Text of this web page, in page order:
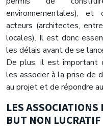
environnementales),
acteurs (architectes,
locales). Il est donc
les délais avant de se
De plus, il est important
les associer à la prise de
au projet et de répondre
LES
BUT NON LUCRATIF